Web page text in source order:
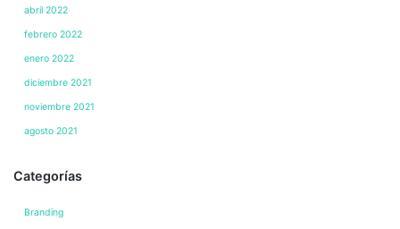
abril 2022
febrero 2022
enero 2022
diciembre 2021
noviembre 2021
agosto 2021
Categorías
Branding